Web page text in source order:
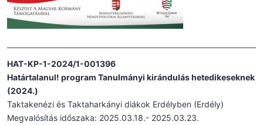
HAT-KP-1-2024/1-001396
Határtalanul! program Tanulmányi kirándulás hetedikeseknek
(2024.)
Taktakenézi és Taktaharkányi diákok Erdélyben (Erdély)
Megvalósítás időszaka: 2025.03.18.- 2025.03.23.